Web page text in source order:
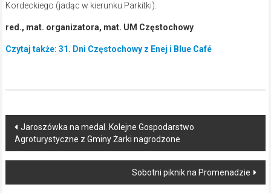
Kordeckiego (jadąc w kierunku Parkitki).
red., mat. organizatora, mat. UM Częstochowy
Czytaj także: 31. Dni Częstochowy z Enej i Blue Café
Post
navigation
Jaroszówka na medal. Kolejne Gospodarstwo
Agroturystyczne z Gminy Żarki nagrodzone
Sobotni piknik na Promenadzie